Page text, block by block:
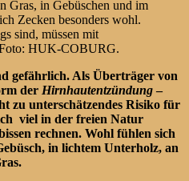
Gras, in Gebüschen und im
Zecken besonders wohl.
sind, müssen mit
Foto: HUK-COBURG.
gefährlich. Als Überträger von
der Hirnhautentzündung–
zu unterschätzendes Risiko für
viel in der freien Natur
rechnen. Wohl fühlen sich
in lichtem Unterholz, an